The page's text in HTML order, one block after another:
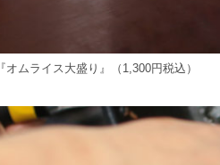
『オムライス大盛り』（1,300円税込）